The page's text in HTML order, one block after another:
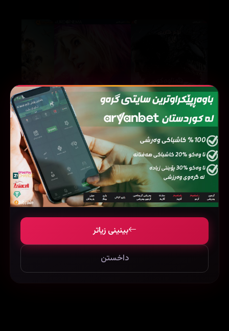
Venom: The Last Dance (2024)
416725
Jolt (2021)
104787
232931
بینینی زیاتر
داخستن